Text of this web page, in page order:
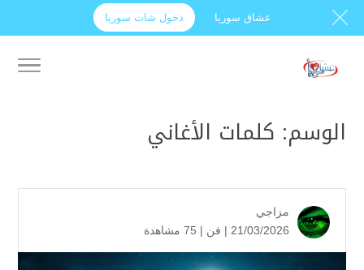
عشاق سوريا دخول شات سوريا
الوسم: كلمات الأغاني
مزاجي
21/03/2026 |
فن | 75 مشاهدة